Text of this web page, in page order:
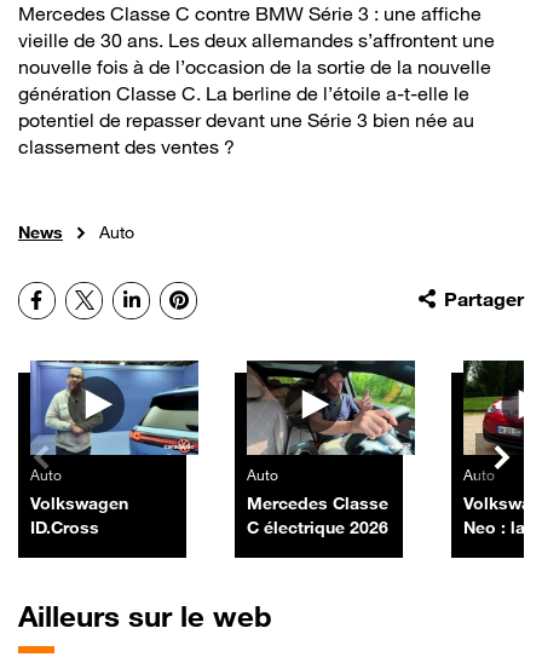
Mercedes Classe C contre BMW Série 3 : une affiche
vieille de 30 ans. Les deux allemandes s’affrontent une
nouvelle fois à de l’occasion de la sortie de la nouvelle
génération Classe C. La berline de l’étoile a-t-elle le
potentiel de repasser devant une Série 3 bien née au
classement des ventes ?
News Auto
Partager
Facebook
X LinkedInPinterest
Autres vidéos
Auto
Volkswagen
ID.Cross
Auto
Mercedes Classe
C électrique 2026
Auto
Neo : la
Ailleurs sur le web